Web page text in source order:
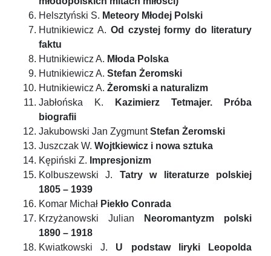
Helsztyński S. Meteory Młodej Polski
Hutnikiewicz A. Od czystej formy do literatury
faktu
Hutnikiewicz A. Młoda Polska
Hutnikiewicz A. Stefan Żeromski
Hutnikiewicz A. Żeromski a naturalizm
Jabłońska K.
Kazimierz Tetmajer. Próba
biografii
Jakubowski Jan ZygmuntStefan Żeromski
Juszczak W. Wojtkiewicz i nowa sztuka
Kępiński Z. Impresjonizm
Kolbuszewski J. Tatry w literaturze polskiej
1805 – 1939
Komar Michał Piekło Conrada
Krzyżanowski Julian
Neoromantyzm polski
1890 – 1918
Kwiatkowski J. U podstaw liryki Leopolda